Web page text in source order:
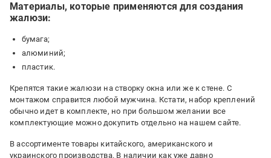
Материалы, которые применяются для создания
жалюзи:
бумага;
алюминий;
пластик.
Крепятся такие жалюзи на створку окна или же к стене. С
монтажом справится любой мужчина. Кстати, набор креплений
обычно идет в комплекте, но при большом желании все
комплектующие можно докупить отдельно на нашем сайте.
В ассортименте товары китайского, американского и
украинского производства. В наличии как уже давно